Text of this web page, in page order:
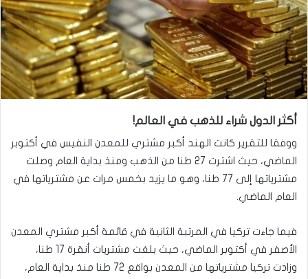
أكثر الدول شراء للذهب في العالم!
ووفقا للتقرير كانت الهند أكبر مشتري للمعدن النفيس في أكتوبر
الماضي، حيث اشترت 27 طنا من الذهب ومنذ بداية العام وصلت
مشترياتها إلى 77 طنا، وهو ما يزيد بخمس مرات عن مشترياتها في
العام الماضي.
فيما جاءت تركيا في المرتبة الثانية في قائمة أكبر مشتري المعدن
الأصفر في أكتوبر الماضي، حيث بلغت مشتريات أنقرة 17 طنا،
وزادت تركيا مشترياتها من المعدن بواقع 72 طنا منذ بداية العام،